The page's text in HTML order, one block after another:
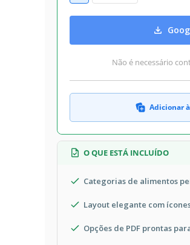
Não é necessário
Adicionar
O QUE ESTÁ INCLUÍDO
Categorias de alimentos
Layout elegante com
Opções de PDF prontas